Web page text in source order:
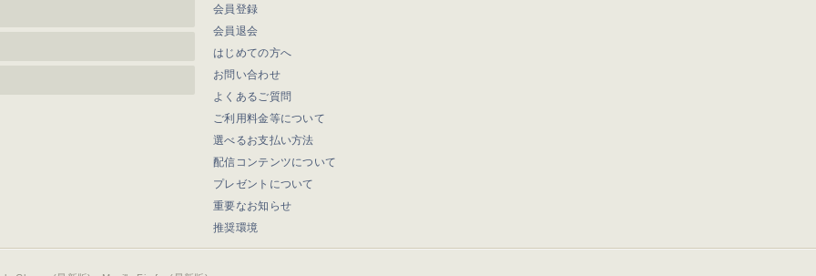
会員登録
会員退会
はじめての方へ
お問い合わせ
よくあるご質問
ご利用料金等について
選べるお支払い方法
配信コンテンツについて
プレゼントについて
重要なお知らせ
推奨環境